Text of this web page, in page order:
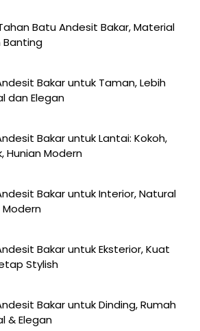
Batu Andesit Bakar, Material
Banting
Bakar untuk Taman, Lebih
dan Elegan
Bakar untuk Lantai: Kokoh,
Hunian Modern
Bakar untuk Interior, Natural
Bakar untuk Eksterior, Kuat
Stylish
Bakar untuk Dinding, Rumah
& Elegan